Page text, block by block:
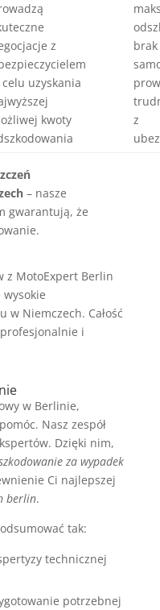
z
uzyskania
kwoty
z
– nasze
gwarantują, że
z MotoExpert Berlin
wysokie
w Niemczech. Całość
profesjonalnie i
w Berlinie,
Nasz zespół
Dzięki nim,
za wypadek
Ci najlepszej
berlin.
tak:
technicznej
potrzebnej